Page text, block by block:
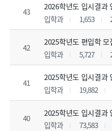
43
2026학년도 입시결과
입학과
1,653
42
2025학년도 편입학
입학과
5,727
41
2025학년도 입시결과
입학과
19,882
40
2025학년도 입시결과
입학과
73,583